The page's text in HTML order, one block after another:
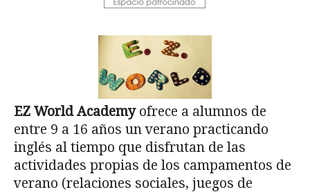
EZ World Academyofrece a alumnos de
entre 9 a 16 años un verano practicando
inglés al tiempo que disfrutan de las
actividades propias de los campamentos de
verano (relaciones sociales, juegos de